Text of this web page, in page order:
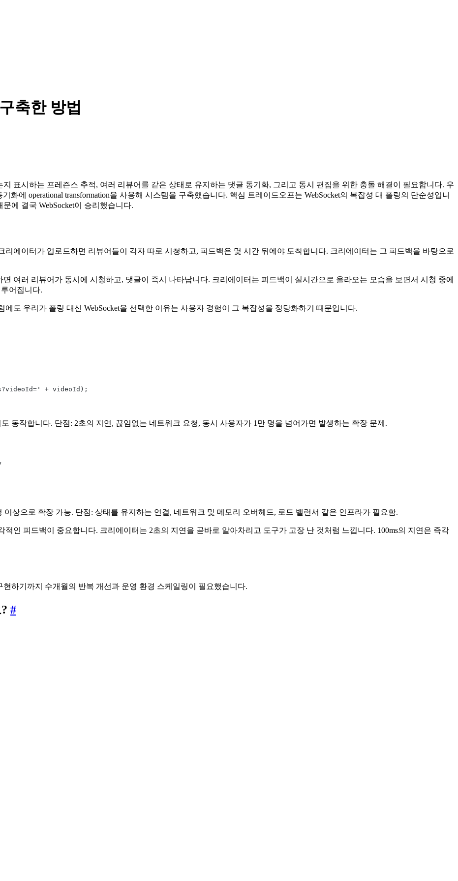
축한 방법
지 표시하는 프레즌스 추적, 여러 리뷰어를 같은 상태로 유지하는 댓글 동기화, 그리고 동시 편집을 위한 충돌 해결이 필요합니다. 우
화에 operational transformation을 사용해 시스템을 구축했습니다. 핵심 트레이드오프는 WebSocket의 복잡성 대 폴링의 단순성입니
에 결국 WebSocket이 승리했습니다.
에이터가 업로드하면 리뷰어들이 각자 따로 시청하고, 피드백은 몇 시간 뒤에야 도착합니다. 크리에이터는 그 피드백을 바탕으로
여러 리뷰어가 동시에 시청하고, 댓글이 즉시 나타납니다. 크리에이터는 피드백이 실시간으로 올라오는 모습을 보면서 시청 중에
어집니다.
도 우리가 폴링 대신 WebSocket을 선택한 이유는 사용자 경험이 그 복잡성을 정당화하기 때문입니다.
+ videoId);
동작합니다. 단점: 2초의 지연, 끊임없는 네트워크 요청, 동시 사용자가 1만 명을 넘어가면 발생하는 확장 문제.
이상으로 확장 가능. 단점: 상태를 유지하는 연결, 네트워크 및 메모리 오버헤드, 로드 밸런서 같은 인프라가 필요함.
적인 피드백이 중요합니다. 크리에이터는 2초의 지연을 곧바로 알아차리고 도구가 고장 난 것처럼 느낍니다. 100ms의 지연은 즉각
하기까지 수개월의 반복 개선과 운영 환경 스케일링이 필요했습니다.
#